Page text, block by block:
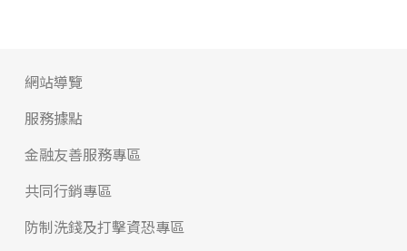
網站導覽
服務據點
金融友善服務專區
共同行銷專區
防制洗錢及打擊資恐專區